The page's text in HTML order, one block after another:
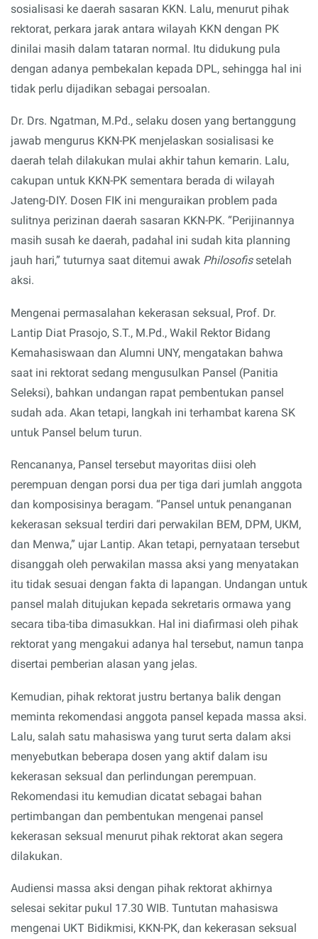
sosialisasi ke daerah sasaran KKN. Lalu, menurut pihak
rektorat, perkara jarak antara wilayah KKN dengan PK
dinilai masih dalam tataran normal. Itu didukung pula
dengan adanya pembekalan kepada DPL, sehingga hal ini
tidak perlu dijadikan sebagai persoalan.
Dr. Drs. Ngatman, M.Pd., selaku dosen yang bertanggung
jawab mengurus KKN-PK menjelaskan sosialisasi ke
daerah telah dilakukan mulai akhir tahun kemarin. Lalu,
cakupan untuk KKN-PK sementara berada di wilayah
Jateng-DIY. Dosen FIK ini menguraikan problem pada
sulitnya perizinan daerah sasaran KKN-PK. “Perijinannya
masih susah ke daerah, padahal ini sudah kita planning
jauh hari,” tuturnya saat ditemui awak Philosofis setelah
aksi.
Mengenai permasalahan kekerasan seksual, Prof. Dr.
Lantip Diat Prasojo, S.T., M.Pd., Wakil Rektor Bidang
Kemahasiswaan dan Alumni UNY, mengatakan bahwa
saat ini rektorat sedang mengusulkan Pansel (Panitia
Seleksi), bahkan undangan rapat pembentukan pansel
sudah ada. Akan tetapi, langkah ini terhambat karena SK
untuk Pansel belum turun.
Rencananya, Pansel tersebut mayoritas diisi oleh
perempuan dengan porsi dua per tiga dari jumlah anggota
dan komposisinya beragam. “Pansel untuk penanganan
kekerasan seksual terdiri dari perwakilan BEM, DPM, UKM,
dan Menwa,” ujar Lantip. Akan tetapi, pernyataan tersebut
disanggah oleh perwakilan massa aksi yang menyatakan
itu tidak sesuai dengan fakta di lapangan. Undangan untuk
pansel malah ditujukan kepada sekretaris ormawa yang
secara tiba-tiba dimasukkan. Hal ini diafirmasi oleh pihak
rektorat yang mengakui adanya hal tersebut, namun tanpa
disertai pemberian alasan yang jelas.
Kemudian, pihak rektorat justru bertanya balik dengan
meminta rekomendasi anggota pansel kepada massa aksi.
Lalu, salah satu mahasiswa yang turut serta dalam aksi
menyebutkan beberapa dosen yang aktif dalam isu
kekerasan seksual dan perlindungan perempuan.
Rekomendasi itu kemudian dicatat sebagai bahan
pertimbangan dan pembentukan mengenai pansel
kekerasan seksual menurut pihak rektorat akan segera
dilakukan.
Audiensi massa aksi dengan pihak rektorat akhirnya
selesai sekitar pukul 17.30 WIB. Tuntutan mahasiswa
mengenai UKT Bidikmisi, KKN-PK, dan kekerasan seksual